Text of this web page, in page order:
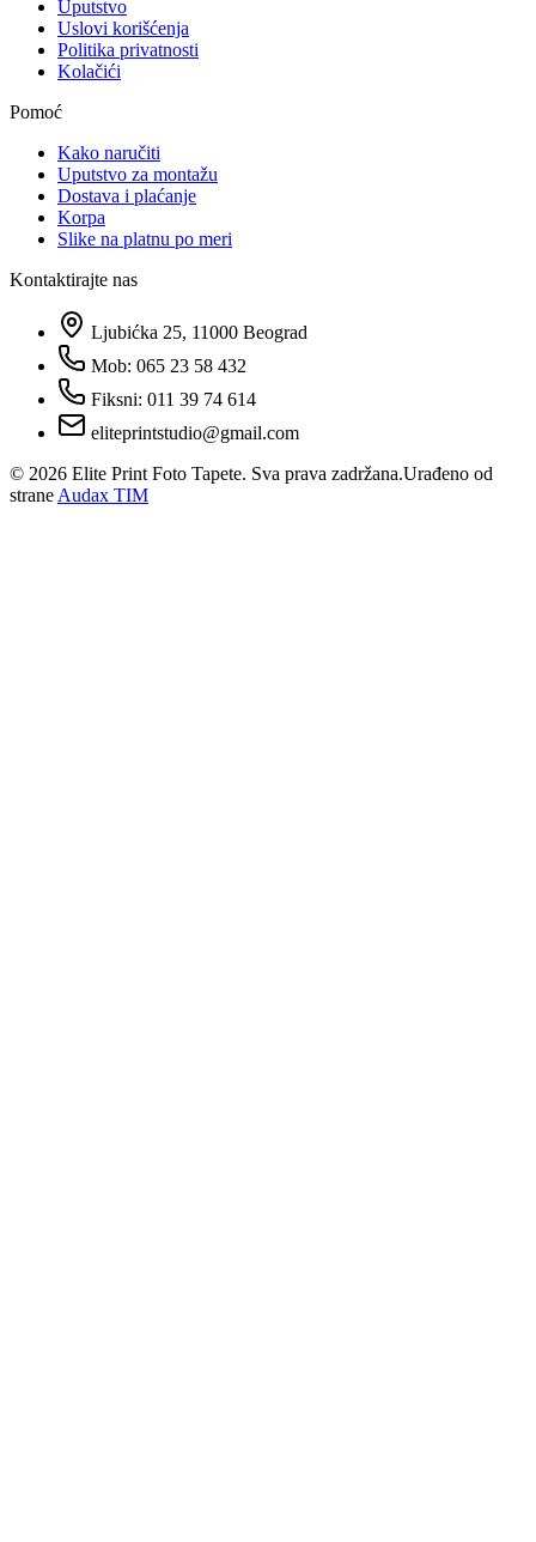
Uputstvo
Uslovi korišćenja
Politika privatnosti
Kolačići
Pomoć
Kako naručiti
Uputstvo za montažu
Dostava i plaćanje
Korpa
Slike na platnu po meri
Kontaktirajte nas
Ljubićka 25, 11000 Beograd
Mob: 065 23 58 432
Fiksni: 011 39 74 614
eliteprintstudio@gmail.com
© 2026 Elite Print Foto Tapete. Sva prava zadržana.Urađeno od
strane Audax TIM